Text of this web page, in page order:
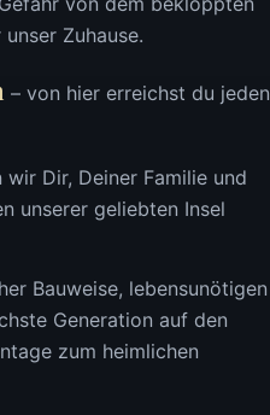
Zuhause.
– von hier erreichst du jeden
Dir, Deiner Familie und
unserer geliebten Insel
Bauweise, lebensunötigen
Generation auf den
zum heimlichen